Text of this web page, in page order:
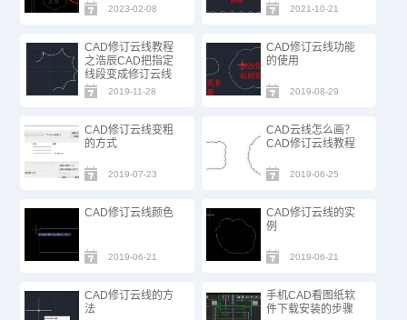
2023-02-08 2021-10-21
CAD修订云线教程
之浩辰CAD把指定
线段变成修订云线
2019-11-28
CAD修订云线功能
的使用
2019-08-29
CAD修订云线变粗
的方式
2019-07-23
CAD云线怎么画？
CAD修订云线教程
2019-06-25
CAD修订云线颜色
2019-06-21
CAD修订云线的实
例
2019-06-21
CAD修订云线的方
法
手机CAD看图纸软
件下载安装的步骤